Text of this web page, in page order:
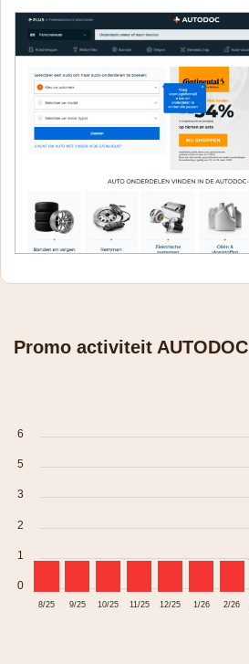
Promo activiteit AUTODOC
6
5
3
2
1
0
8/25 9/25 10/25 11/25 12/25 1/26 2/26